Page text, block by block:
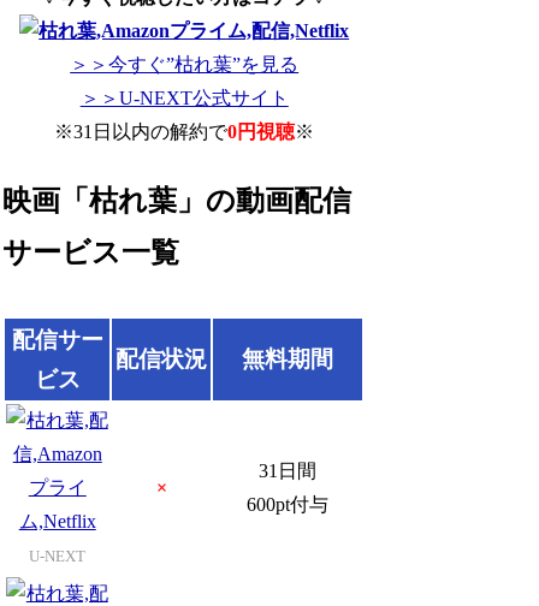
＞＞今すぐ”枯れ葉”を見る
＞＞U-NEXT公式サイト
※31日以内の解約で0円視聴※
映画「枯れ葉」の動画配信
サービス一覧
配信サー
ビス
配信状況 無料期間
U-NEXT
×
31日間
600pt付与